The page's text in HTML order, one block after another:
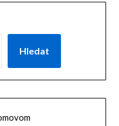
Hledat